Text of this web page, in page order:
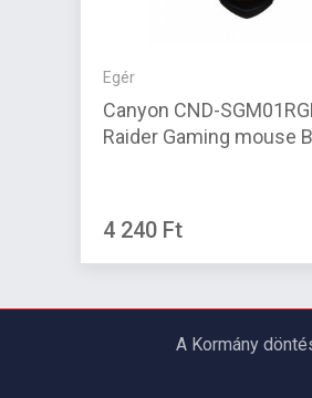
Egér
Canyon CND-
Raider Gaming mouse
4 240 Ft
A Kormány